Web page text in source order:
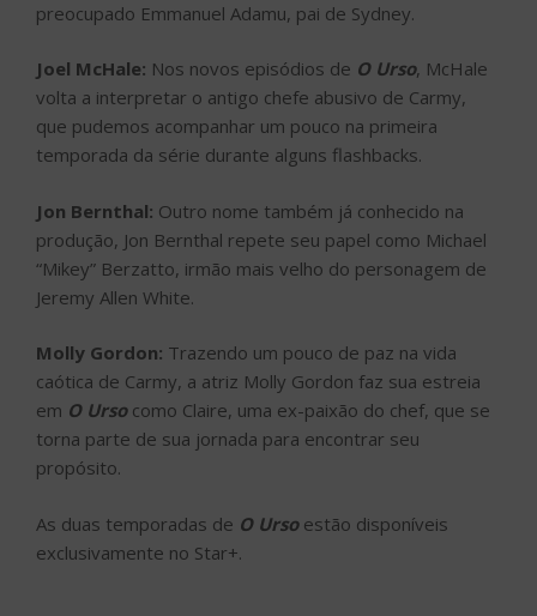
preocupado Emmanuel Adamu, pai de Sydney.
Joel McHale: Nos novos episódios de O Urso, McHale
volta a interpretar o antigo chefe abusivo de Carmy,
que pudemos acompanhar um pouco na primeira
temporada da série durante alguns flashbacks.
Jon Bernthal: Outro nome também já conhecido na
produção, Jon Bernthal repete seu papel como Michael
“Mikey” Berzatto, irmão mais velho do personagem de
Jeremy Allen White.
Molly Gordon: Trazendo um pouco de paz na vida
caótica de Carmy, a atriz Molly Gordon faz sua estreia
em O Ursocomo Claire, uma ex-paixão do chef, que se
torna parte de sua jornada para encontrar seu
propósito.
As duas temporadas de O Ursoestão disponíveis
exclusivamente no Star+.